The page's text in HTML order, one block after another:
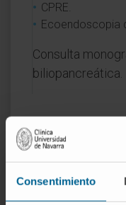
Consentimiento
CPRE.
Ecoendoscopia
Consulta
biliopancreática.
Actividad